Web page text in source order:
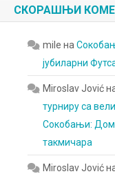
СКОРАШЊИ
mile на
јубиларни
Miroslav Jović
турниру са
Сокобањи:
такмичара
Miroslav Jović